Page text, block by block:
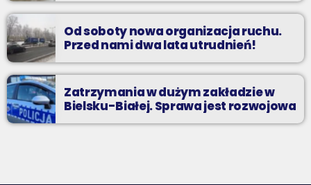
Od soboty nowa organizacja ruchu.
Przed nami dwa lata utrudnień!
Zatrzymania w dużym zakładzie w
Bielsku-Białej. Sprawa jest rozwojowa